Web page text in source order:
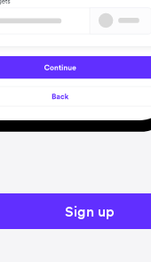
Sign up